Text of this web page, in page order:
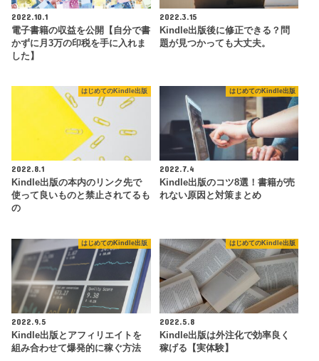
2022.10.1
電子書籍の収益を公開【自分で書
かずに月3万の印税を手に入れま
した】
2022.3.15
Kindle出版後に修正できる？問
題が見つかっても大丈夫。
はじめてのKindle出版
2022.8.1
Kindle出版の本内のリンク先で
使って良いものと禁止されてるも
の
はじめてのKindle出版
2022.7.4
Kindle出版のコツ8選！書籍が売
れない原因と対策まとめ
はじめてのKindle出版
2022.9.5
Kindle出版とアフィリエイトを
組み合わせて爆発的に稼ぐ方法
はじめてのKindle出版
2022.5.8
Kindle出版は外注化で効率良く
稼げる【実体験】